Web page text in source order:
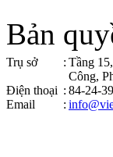
Bản
Trụ sở : Tầng
Công,
Điện thoại : 84-24-
Email
: